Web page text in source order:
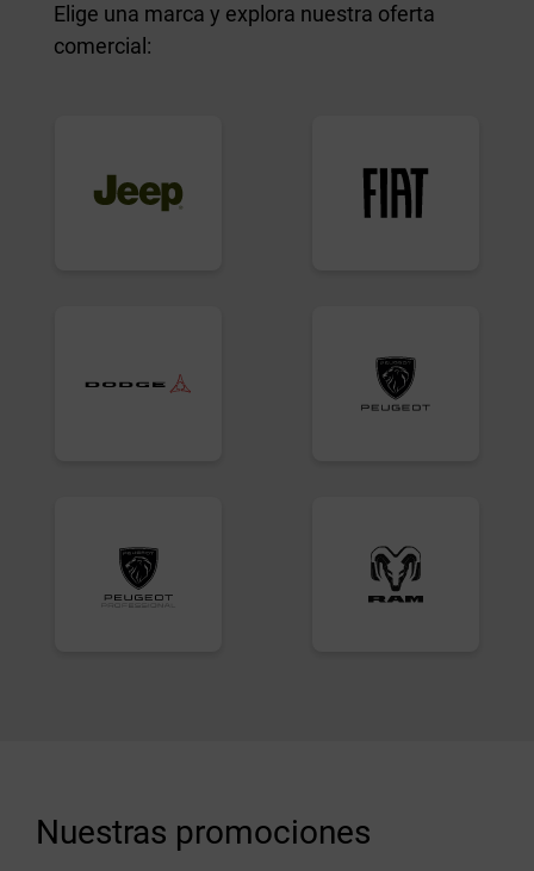
Elige una marca y explora nuestra oferta
comercial:
Nuestras promociones